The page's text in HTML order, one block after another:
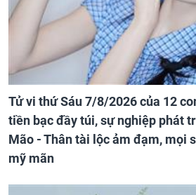
Tử vi thứ Sáu 7/8/2026 của 12
tiền bạc đầy túi, sự nghiệp phát
Mão - Thân tài lộc ảm đạm, mọi
mỹ mãn